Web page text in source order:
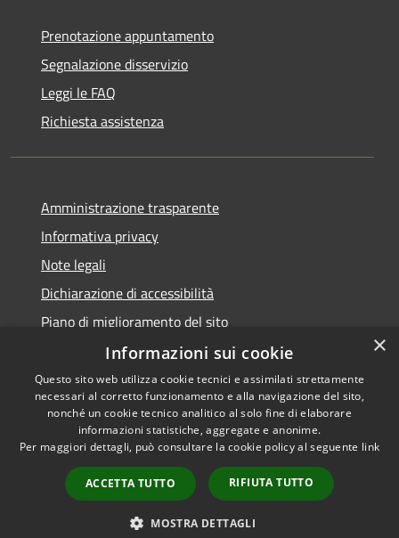
Prenotazione appuntamento
Segnalazione disservizio
Leggi le FAQ
Richiesta assistenza
Amministrazione trasparente
Informativa privacy
Note legali
Dichiarazione di accessibilità
Piano di miglioramento del sito
Accessibilità
Privacy
Mappa del sito
Feedback Accessibilità
Copyright © 2026 • Comune di
Viano • Powered by
Municipium•Accesso
redazione
×
Informazioni sui cookie
Questo sito web utilizza cookie tecnici e assimilati strettamente
necessari al corretto funzionamento e alla navigazione del sito,
nonché un cookie tecnico analitico al solo fine di elaborare
informazioni statistiche, aggregate e anonime.
Per maggiori dettagli, può consultare la cookie policy al seguente link
ACCETTA TUTTO RIFIUTA TUTTO
MOSTRA DETTAGLI